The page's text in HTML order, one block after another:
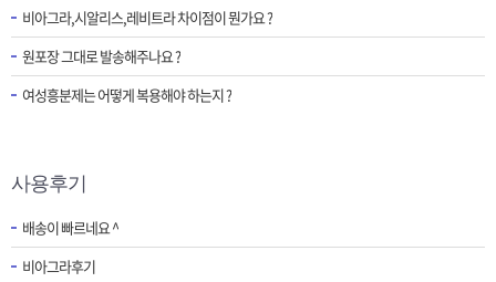
비아그라,시알리스,레비트라 차이점이 뭔가요 ?
원포장 그대로 발송해주나요 ?
여성흥분제는 어떻게 복용해야 하는지 ?
사용후기
배송이 빠르네요 ^
비아그라후기